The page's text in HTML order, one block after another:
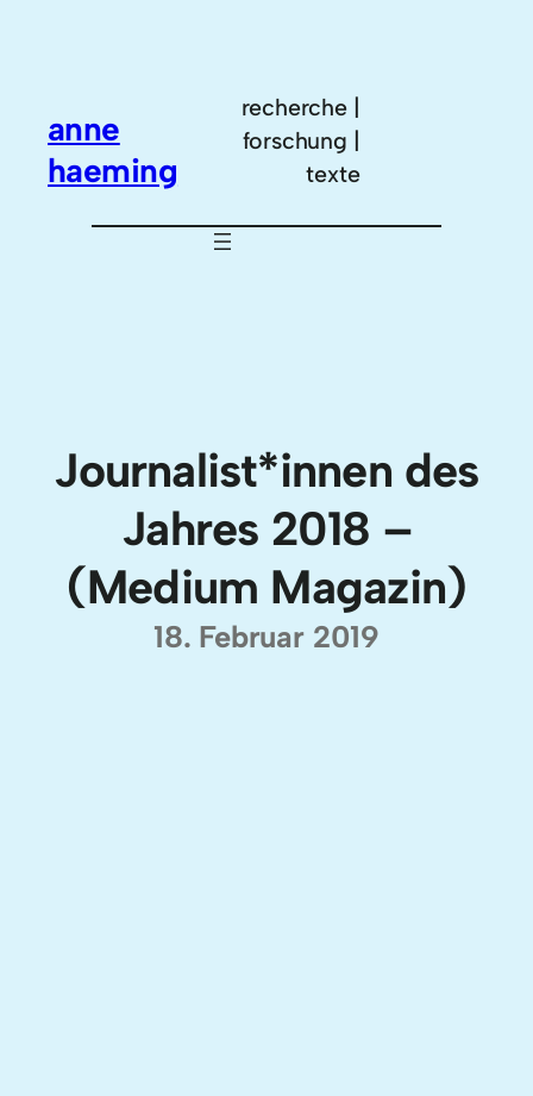
anne
haeming
recherche |
forschung |
texte
Journalist*innen des
Jahres 2018 –
(Medium Magazin)
18. Februar 2019